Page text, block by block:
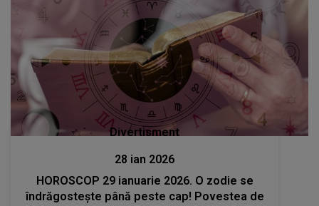
Divertisment
28 ian 2026
HOROSCOP 29 ianuarie 2026. O zodie se
îndrăgostește până peste cap! Povestea de